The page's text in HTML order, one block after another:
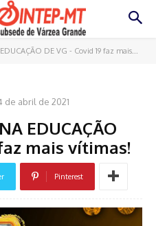
DE VG - Covid 19 faz mais...
de abril de 2021
EDUCAÇÃO
mais vítimas!
Pinterest